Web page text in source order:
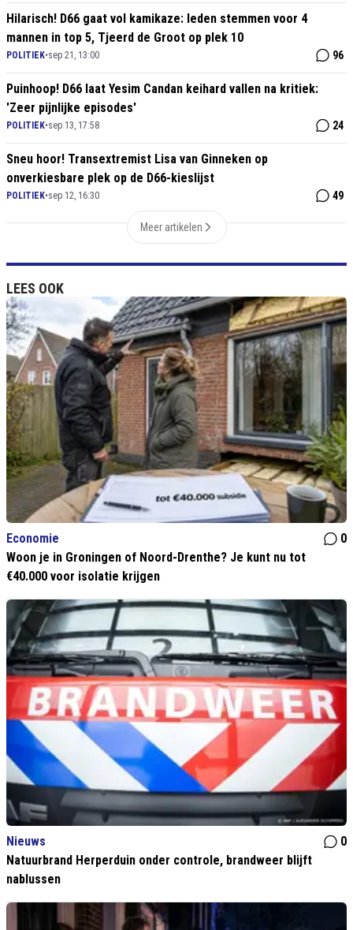
Hilarisch! D66 gaat vol kamikaze: leden stemmen voor 4
mannen in top 5, Tjeerd de Groot op plek 10
POLITIEK•sep 21, 13:00 96
Puinhoop! D66 laat Yesim Candan keihard vallen na kritiek:
'Zeer pijnlijke episodes'
POLITIEK•sep 13, 17:58 24
Sneu hoor! Transextremist Lisa van Ginneken op
onverkiesbare plek op de D66-kieslijst
POLITIEK•sep 12, 16:30 49
Meer artikelen
LEES OOK
Economie
0
Woon je in Groningen of Noord-Drenthe? Je kunt nu tot
€40.000 voor isolatie krijgen
Nieuws
0
Natuurbrand Herperduin onder controle, brandweer blijft
nablussen